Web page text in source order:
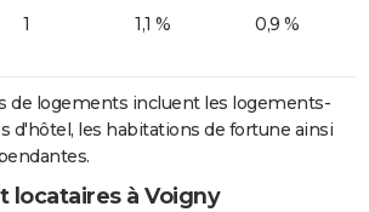
1 1,1 % 0,9 %
de logements incluent les logements-
d'hôtel, les habitations de fortune ainsi
locataires à Voigny